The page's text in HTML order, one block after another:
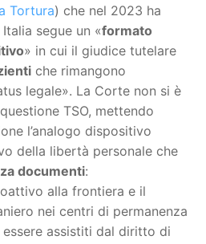
Tortura) che nel 2023 ha
segue un «formato
» in cui il giudice tutelare
che rimangono
legale». La Corte non si è
TSO, mettendo
l’analogo dispositivo
della libertà personale che
documenti:
alla frontiera e il
nei centri di permanenza
assistiti dal diritto di